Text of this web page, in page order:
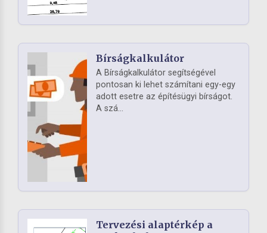
Bírságkalkulátor
A Bírságkalkulátor segítségével
pontosan ki lehet számítani egy-egy
adott esetre az építésügyi bírságot.
A szá...
Tervezési alaptérkép a